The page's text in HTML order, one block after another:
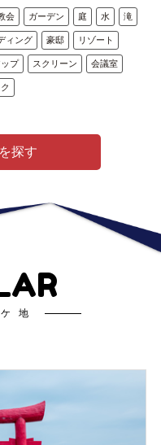
会 ガーデン 庭 水 滝
ィング 豪邸 リゾート
プ スクリーン 会議室
探す
地